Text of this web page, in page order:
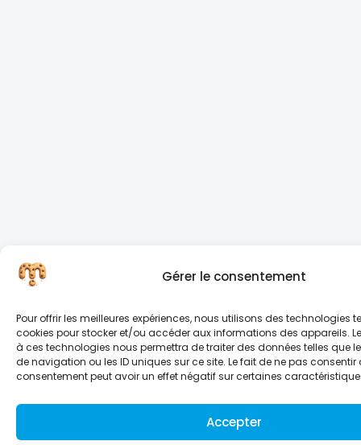
Gérer le consentement
Pour offrir les meilleures expériences, nous utilisons des technologies
cookies pour stocker et/ou accéder aux informations des appareils.
à ces technologies nous permettra de traiter des données telles que
de navigation ou les ID uniques sur ce site. Le fait de ne pas consentir
consentement peut avoir un effet négatif sur certaines
Accepter